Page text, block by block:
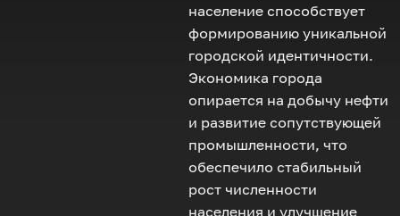
население способствует
формированию уникальной
городской идентичности.
Экономика города
опирается на добычу нефти
и развитие сопутствующей
промышленности, что
обеспечило стабильный
рост численности
населения и улучшение